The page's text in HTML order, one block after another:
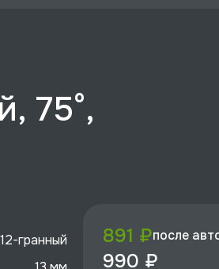
75°,
12-гранный
891 ₽после
990 ₽